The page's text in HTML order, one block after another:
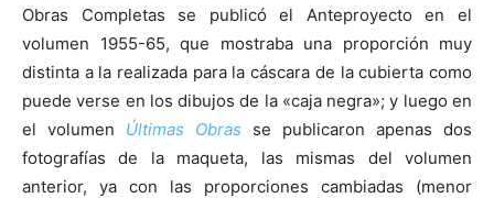
Obras Completas se publicó el Anteproyecto en el
volumen 1955-65, que mostraba una proporción muy
distinta a la realizada para la cáscara de la cubierta como
puede verse en los dibujos de la «caja negra»; y luego en
el volumen Últimas Obras se publicaron apenas dos
fotografías de la maqueta, las mismas del volumen
anterior, ya con las proporciones cambiadas (menor